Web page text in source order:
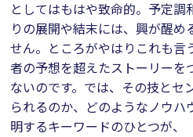
としてはもはや致命的。予定
りの展開や結末には、興が醒め
せん。ところがやはりこれも
者の予想を超えたストーリーを
ないのです。では、その技とセ
られるのか、どのようなノウハ
明するキーワードのひとつが、